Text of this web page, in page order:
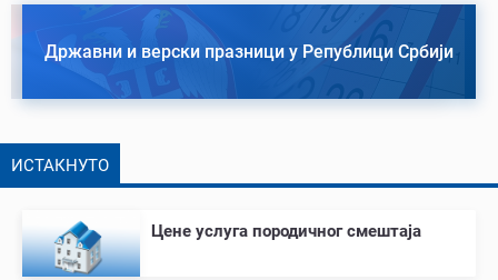
Државни и верски празници у Републици Србији
ИСТАКНУТО
Цене услуга породичног смештаја